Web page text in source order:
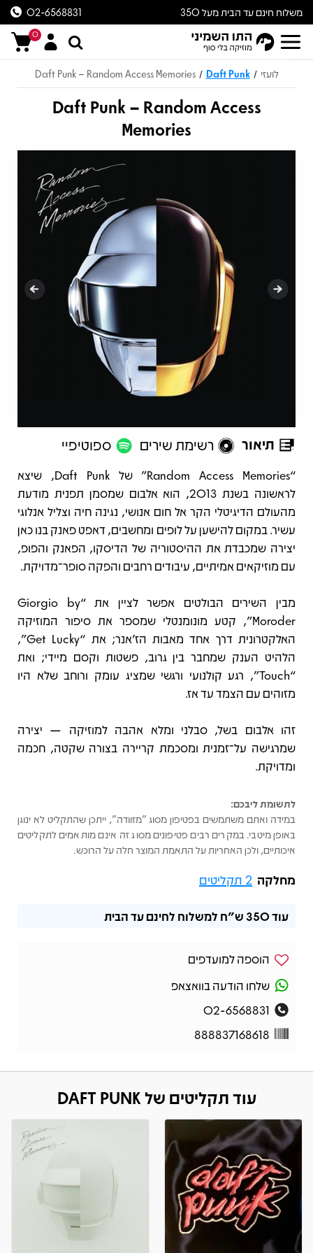
משלוח חינם עד הבית מעל 350
ש״ח
02-6568831
0
לועזי /
Daft Punk
/
Daft Punk – Random Access Memories
Daft Punk – Random Access
Memories
תיאור רשימת שירים ספוטיפיי
תיאור
“Random Access Memories” של Daft Punk, שיצא
לראשונה בשנת 2013, הוא אלבום שמסמן תפנית מודעת
מהעולם הדיגיטלי הקר אל חום אנושי, נגינה חיה וצליל אנלוגי
עשיר. במקום להישען על לופים ומחשבים, דאפט פאנק בנו כאן
יצירה שמכבדת את ההיסטוריה של הדיסקו, הפאנק והפופ,
עם מוזיקאים אמיתיים, עיבודים רחבים והפקה סופר־מדויקת.
מבין השירים הבולטים אפשר לציין את “Giorgio by
Moroder”, קטע מונומנטלי שמספר את סיפור המוזיקה
האלקטרונית דרך אחד מאבות הז’אנר; את “Get Lucky”,
הלהיט הענק שמחבר בין גרוב, פשטות וקסם מיידי; ואת
“Touch”, רגע קולנועי ורגשי שמציג עומק ורוחב שלא היו
מזוהים עם הצמד עד אז.
זהו אלבום בשל, סבלני ומלא אהבה למוזיקה — יצירה
שמרגישה על־זמנית ומסכמת קריירה בצורה שקטה, חכמה
ומדויקת.
לתשומת ליבכם:
במידה ואתם משתמשים בפטיפון מסוג "מזוודה", ייתכן שהתקליט לא ינוגן
באופן מיטבי. במקרים רבים פטיפונים מסוג זה אינם מותאמים לתקליטים
איכותיים, ולכן האחריות על התאמת המוצר חלה על הרוכש.
מחלקה 2 תקליטים
עוד350 ש"ח למשלוח לחינם עד הבית
הוספה למועדפים
שלחו הודעה בוואצאפ
02-6568831
888837168618
עוד תקליטים של DAFT PUNK